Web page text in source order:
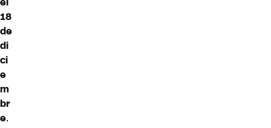
18
de
di
ci
e
m
br
e.